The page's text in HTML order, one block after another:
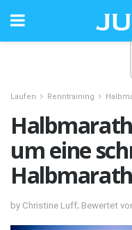
Laufen Renntraining
um eine
by Christine Luff; Bewertet